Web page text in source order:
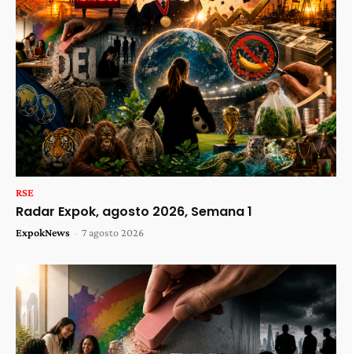
RSE
Radar Expok, agosto 2026, Semana 1
ExpokNews - 7 agosto 2026